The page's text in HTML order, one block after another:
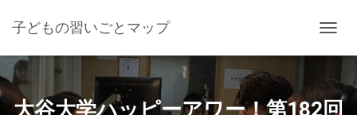
子どもの習いごとマップ
ビ
ー
シ
大谷大学ハッピーアワー！第182回